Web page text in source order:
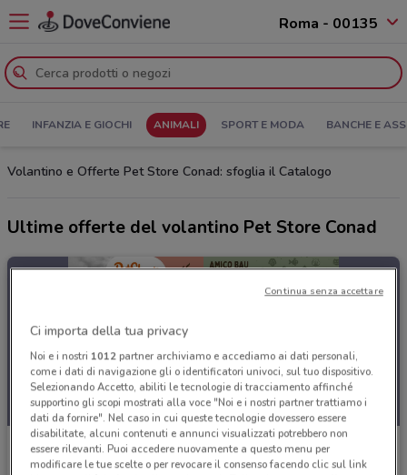
Roma - 00135
INFANZIA E GIOCHI ANIMALI SPORT E MODA BANCHE E
Volantino e Offerte Pet Store Conad: sfoglia il Catalogo
Ultime offerte del volantino Pet Store Conad
Pet Store Conad
Ci importa della tua privacy
Noi e i nostri 1012partner archiviamo e accediamo ai dati personali,
come i dati di navigazione gli o identificatori univoci, sul tuo dispositivo.
Selezionando Accetto, abiliti le tecnologie di tracciamento affinché
supportino gli scopi mostrati alla voce "Noi e i nostri partner trattiamo i
dati da fornire". Nel caso in cui queste tecnologie dovessero essere
disabilitate, alcuni contenuti e annunci visualizzati potrebbero non
essere rilevanti. Puoi accedere nuovamente a questo menu per
modificare le tue scelte o per revocare il consenso facendo clic sul link
Continua senza accettare